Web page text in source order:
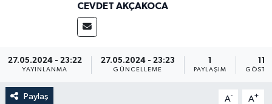
CEVDET AKÇAKOCA
27.05.2024 - 23:22
YAYINLANMA
27.05.2024 - 23:23
GÜNCELLEME
1
PAYLAŞIM
115
Paylaş A- A+
Son Dakika Haberleri